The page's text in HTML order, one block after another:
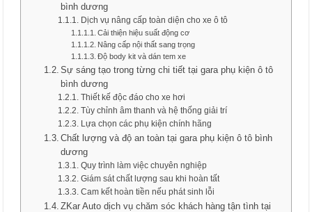
bình dương
Dịch vụ nâng cấp toàn diện cho xe ô tô
Cải thiện hiệu suất động cơ
Nâng cấp nội thất sang trọng
Độ body kit và dán tem xe
Sự sáng tạo trong từng chi tiết tại gara phụ kiện ô tô
bình dương
Thiết kế độc đáo cho xe hơi
Tùy chỉnh âm thanh và hệ thống giải trí
Lựa chọn các phụ kiện chính hãng
Chất lượng và độ an toàn tại gara phụ kiện ô tô bình
dương
Quy trình làm việc chuyên nghiệp
Giám sát chất lượng sau khi hoàn tất
Cam kết hoàn tiền nếu phát sinh lỗi
ZKar Auto dịch vụ chăm sóc khách hàng tận tình tại